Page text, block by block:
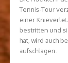
Tennis-Tour
einer
bestritten und
hat, wird auch
aufschlagen.